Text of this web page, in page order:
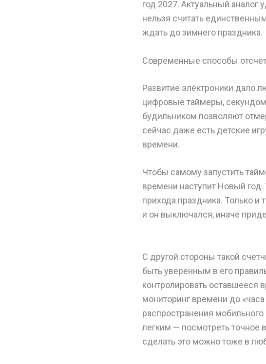
год 2027. Актуальный аналог
нельзя считать
ждать до зимнего праздника.
Современные способы
Развитие электроники дало
цифровые таймеры,
будильником позволяют
сейчас даже есть детские
времени.
Чтобы самому запустить
времени наступит Новый
прихода праздника. Только и
и он выключался, иначе
С другой стороны такой
быть уверенным в его
контролировать оставшееся
мониторинг времени до
распространения
легким — посмотреть точное
сделать это можно тоже в